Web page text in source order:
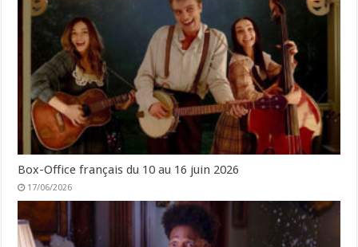
Box-Office français du 10 au 16 juin 2026
17/06/2026